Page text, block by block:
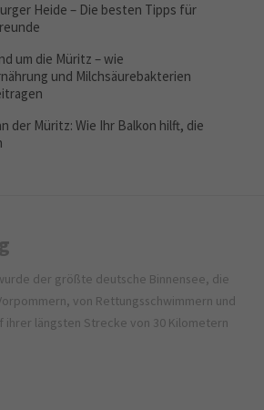
Heide – Die besten Tipps für
um die Müritz – wie
und Milchsäurebakterien
der Müritz: Wie Ihr Balkon hilft, die
der größte deutsche Binnensee, die
von Rettungsschwimmern und
ihrer längsten Strecke von 30 Kilometern